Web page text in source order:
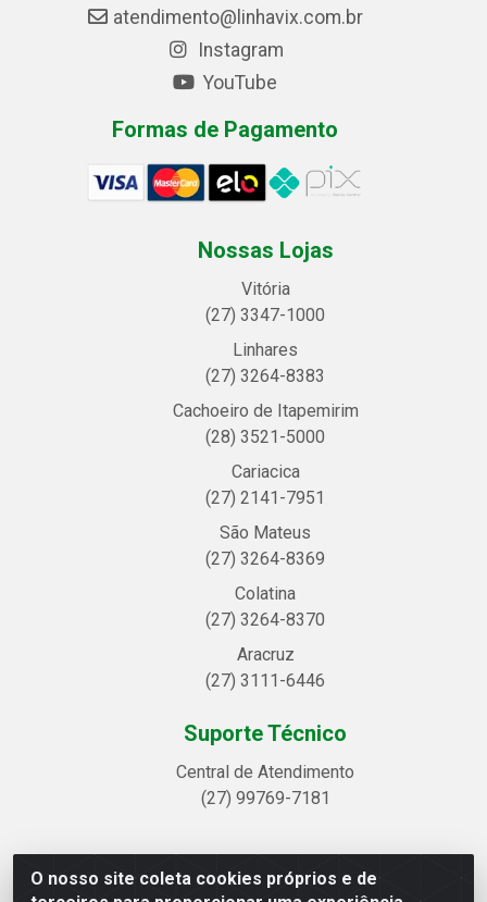
O nosso site coleta cookies próprios e de
atendimento@linhavix.com.br
Instagram
YouTube
Formas de Pagamento
Nossas Lojas
Vitória
(27) 3347-1000
Linhares
(27) 3264-8383
Cachoeiro de Itapemirim
(28) 3521-5000
Cariacica
(27) 2141-7951
São Mateus
(27) 3264-8369
Colatina
(27) 3264-8370
Aracruz
(27) 3111-6446
Suporte Técnico
Central de Atendimento
(27) 99769-7181
Linhavix Distribuidora LTDA - Avenida Alegre, 2521 -